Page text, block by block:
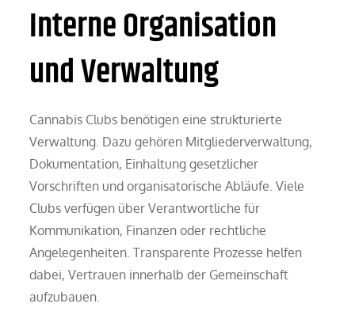
Interne Organisation
und Verwaltung
Cannabis Clubs benötigen eine strukturierte
Verwaltung. Dazu gehören Mitgliederverwaltung,
Dokumentation, Einhaltung gesetzlicher
Vorschriften und organisatorische Abläufe. Viele
Clubs verfügen über Verantwortliche für
Kommunikation, Finanzen oder rechtliche
Angelegenheiten. Transparente Prozesse helfen
dabei, Vertrauen innerhalb der Gemeinschaft
aufzubauen.